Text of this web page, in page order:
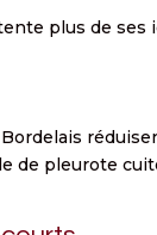
plus de ses
de pleurote